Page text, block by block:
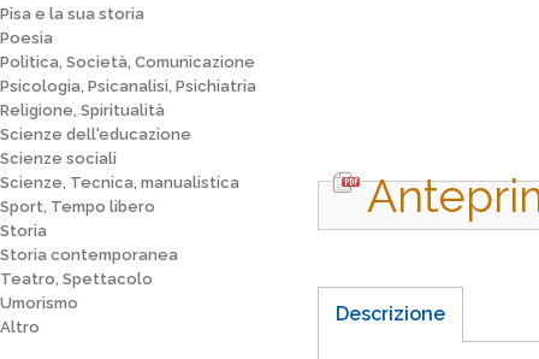
Pisa e la sua storia
Poesia
Politica, Società, Comunicazione
Psicologia, Psicanalisi, Psichiatria
Religione, Spiritualità
Scienze dell'educazione
Scienze sociali
Scienze, Tecnica, manualistica
Sport, Tempo libero
Storia
Storia contemporanea
Teatro, Spettacolo
Umorismo
Altro
Descrizione